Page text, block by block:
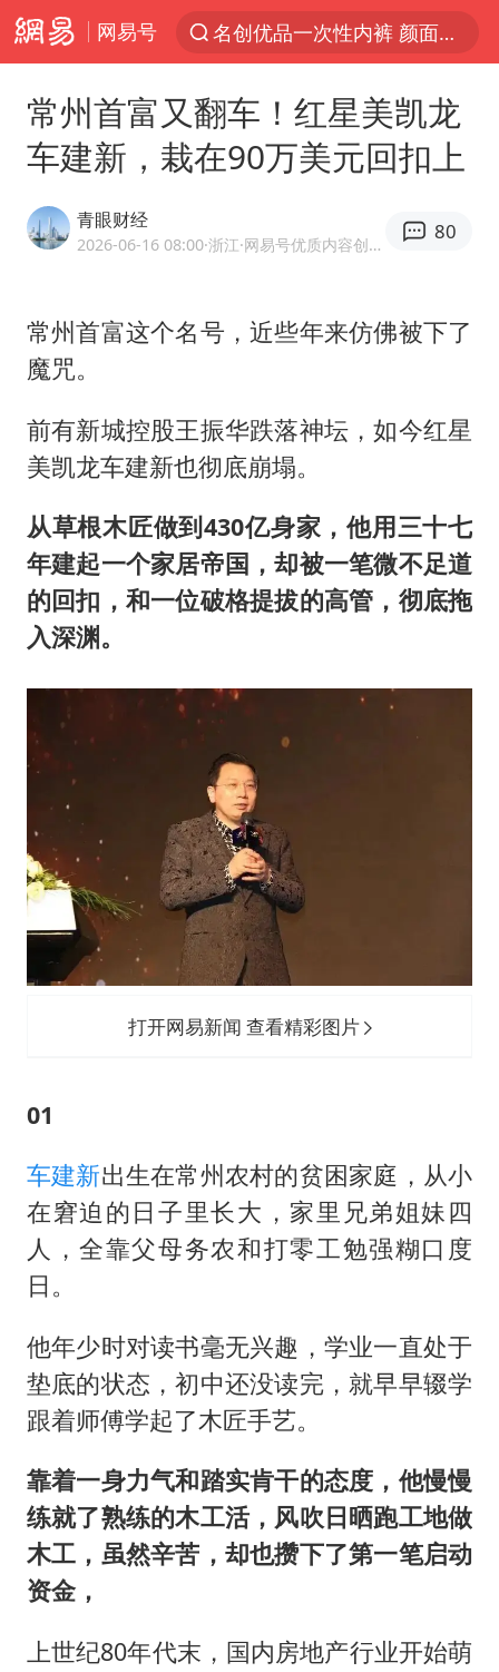
网易号
解锁各地夏日限定体验
香港宏福苑火灾或由烟头引起
浙江金华：市民非必要不外出
周末打虎 宋致远被查
上半年国内居民出游人次34.63亿
薛之谦杭州站演唱会取消
泰国初中生饮弹自尽前开了26枪
习近平心系体育强国建设
常州首富又翻车！红星美凯龙
车建新，栽在90万美元回扣上
青眼财经
2026-06-16 08:00·浙江 ·网易号优质内容创作者
80
常州首富这个名号，近些年来仿佛被下了
魔咒。
前有新城控股王振华跌落神坛，如今红星
美凯龙车建新也彻底崩塌。
从草根木匠做到430亿身家，他用三十七
年建起一个家居帝国，却被一笔微不足道
的回扣，和一位破格提拔的高管，彻底拖
入深渊。
打开网易新闻 查看精彩图片
01
车建新出生在常州农村的贫困家庭，从小
在窘迫的日子里长大，家里兄弟姐妹四
人，全靠父母务农和打零工勉强糊口度
日。
他年少时对读书毫无兴趣，学业一直处于
垫底的状态，初中还没读完，就早早辍学
跟着师傅学起了木匠手艺。
靠着一身力气和踏实肯干的态度，他慢慢
练就了熟练的木工活，风吹日晒跑工地做
木工，虽然辛苦，却也攒下了第一笔启动
资金，
上世纪80年代末，国内房地产行业开始萌